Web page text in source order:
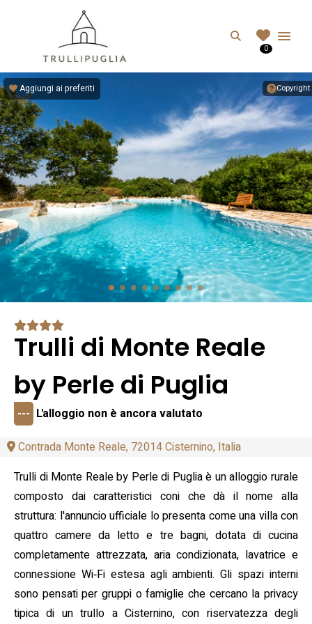
Search
0
Copyright
Aggiungi ai preferiti
Trulli di Monte Reale
by Perle di Puglia
--- L'alloggio non è ancora valutato
Contrada Monte Reale, 72014 Cisternino, Italia
Trulli di Monte Reale by Perle di Puglia è un alloggio rurale
composto dai caratteristici coni che dà il nome alla
struttura: l'annuncio ufficiale lo presenta come una villa con
quattro camere da letto e tre bagni, dotata di cucina
completamente attrezzata, aria condizionata, lavatrice e
connessione Wi‑Fi estesa agli ambienti. Gli spazi interni
sono pensati per gruppi o famiglie che cercano la privacy
tipica di un trullo a Cisternino, con riservatezza degli